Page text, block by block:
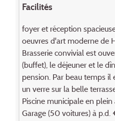
Facilités
foyer et réception
oeuvres d'art moderne de
Brasserie convivial est
(buffet), le déjeuner et le
pension. Par beau temps il
un verre sur la belle
Piscine municipale en
Garage (50 voitures) à